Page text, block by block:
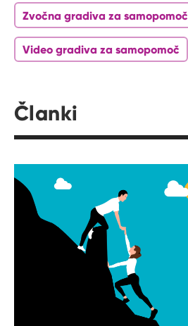
Zvočna gradiva za samopomoč
Video gradiva za samopomoč
Članki